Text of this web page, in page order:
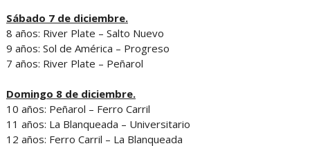
Sábado 7 de diciembre.
8 años: River Plate – Salto Nuevo
9 años: Sol de América – Progreso
7 años: River Plate – Peñarol
Domingo 8 de diciembre.
10 años: Peñarol – Ferro Carril
11 años: La Blanqueada – Universitario
12 años: Ferro Carril – La Blanqueada